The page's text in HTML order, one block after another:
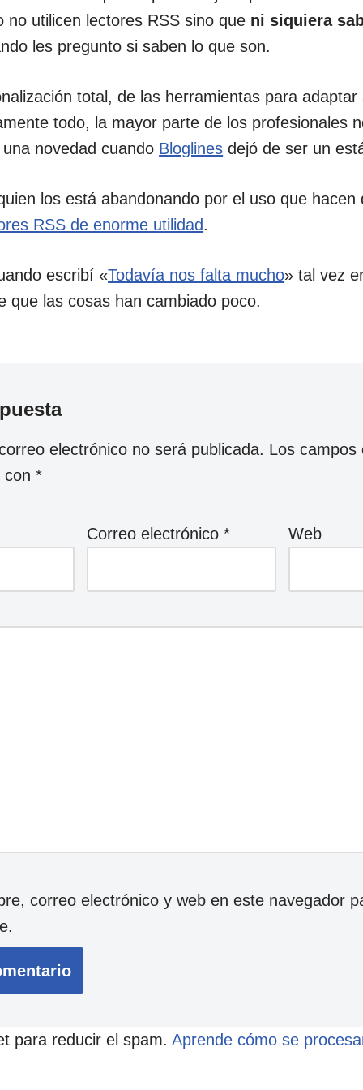
no utilicen lectores RSS sino que ni siquiera
les pregunto si saben lo que son.
total, de las herramientas para
todo, la mayor parte de los profesionales
novedad cuando Bloglines dejó de ser un
los está abandonando por el uso que
RSS de enorme utilidad.
escribí «Todavía nos falta mucho» tal vez
que las cosas han cambiado poco.
electrónico no será publicada. Los campos
con*
Correo electrónico * Web
correo electrónico y web en este navegador
para reducir el spam.Aprende cómo se